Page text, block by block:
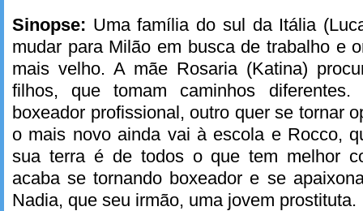
Sinopse: Uma família do sul da Itália
mudar para Milão em busca de trabalho e
mais velho. A mãe Rosaria (Katina)
filhos, que tomam caminhos
boxeador profissional, outro quer se tornar
o mais novo ainda vai à escola e Rocco,
sua terra é de todos o que tem melhor
acaba se tornando boxeador e se
Nadia, que seu irmão, uma jovem prostituta.